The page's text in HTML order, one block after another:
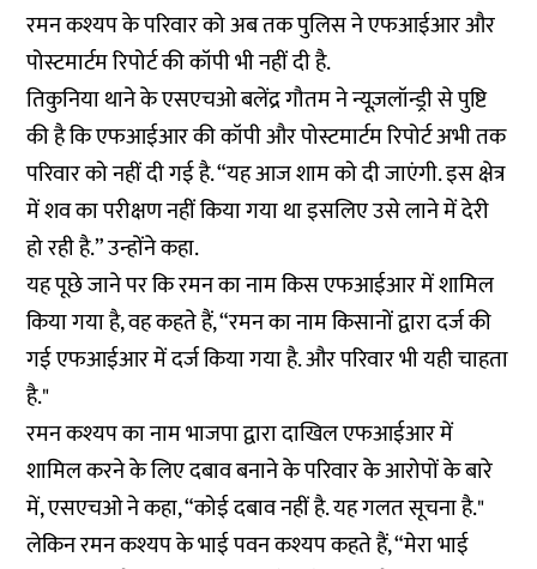
रमन कश्यप के परिवार को अब तक पुलिस ने एफआईआर और
पोस्टमार्टम रिपोर्ट की कॉपी भी नहीं दी है.
तिकुनिया थाने के एसएचओ बलेंद्र गौतम ने न्यूज़लॉन्ड्री से पुष्टि
की है कि एफआईआर की कॉपी और पोस्टमार्टम रिपोर्ट अभी तक
परिवार को नहीं दी गई है. “यह आज शाम को दी जाएंगी. इस क्षेत्र
में शव का परीक्षण नहीं किया गया था इसलिए उसे लाने में देरी
हो रही है.” उन्होंने कहा.
यह पूछे जाने पर कि रमन का नाम किस एफआईआर में शामिल
किया गया है, वह कहते हैं, “रमन का नाम किसानों द्वारा दर्ज की
गई एफआईआर में दर्ज किया गया है. और परिवार भी यही चाहता
है."
रमन कश्यप का नाम भाजपा द्वारा दाखिल एफआईआर में
शामिल करने के लिए दबाव बनाने के परिवार के आरोपों के बारे
में, एसएचओ ने कहा, “कोई दबाव नहीं है. यह गलत सूचना है."
लेकिन रमन कश्यप के भाई पवन कश्यप कहते हैं, “मेरा भाई